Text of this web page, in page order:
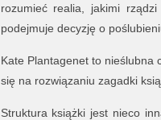
rozumieć realia, jakimi
podejmuje decyzję o
Kate Plantagenet to nieślubna
się na rozwiązaniu zagadki
Struktura książki jest nieco